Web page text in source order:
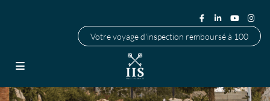
Votre voyage d'inspection remboursé à 100